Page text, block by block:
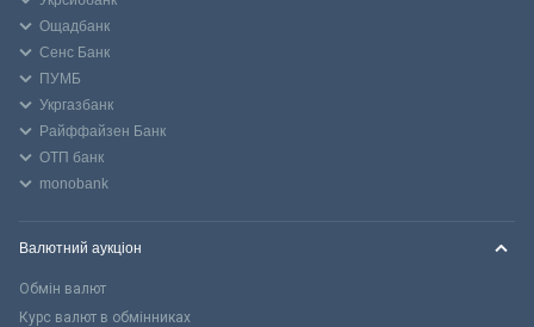
Ощадбанк
Сенс Банк
ПУМБ
Укргазбанк
Райффайзен Банк
ОТП банк
monobank
Валютний аукціон
Обмін валют
Курс валют в обмінниках